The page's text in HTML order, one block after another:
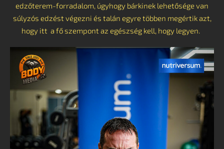
edzőterem-forradalom, úgyhogy bárkinek lehetősége van
súlyzós edzést végezni és talán egyre többen megértik azt,
hogy itt a fő szempont az egészség kell, hogy legyen.